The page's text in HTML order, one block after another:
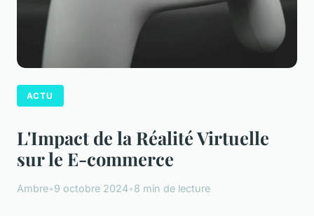
ACTU
L'Impact de la Réalité Virtuelle
sur le E-commerce
Ambre•9 octobre 2024•8 min de lecture